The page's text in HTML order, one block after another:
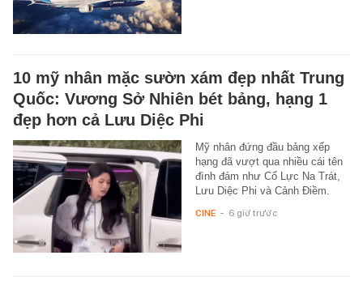
10 mỹ nhân mặc sườn xám đẹp nhất Trung
Quốc: Vương Sở Nhiên bét bảng, hạng 1
đẹp hơn cả Lưu Diệc Phi
Mỹ nhân đứng đầu bảng xếp
hạng đã vượt qua nhiều cái tên
đình đám như Cổ Lực Na Trát,
Lưu Diệc Phi và Cảnh Điềm.
CINE - 6 giờ trước